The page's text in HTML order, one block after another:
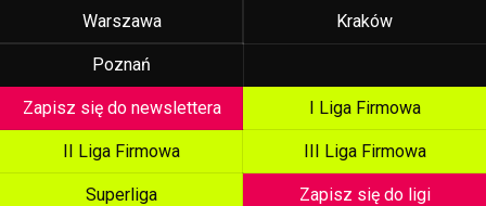
Warszawa Kraków
Poznań
Zapisz się do newslettera I Liga Firmowa
II Liga Firmowa III Liga Firmowa
Superliga Zapisz się do ligi